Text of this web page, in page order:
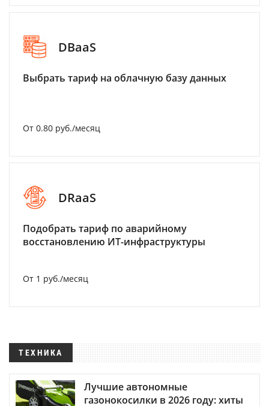
DBaaS
Выбрать тариф на облачную базу данных
От 0.80 руб./месяц
DRaaS
Подобрать тариф по аварийному
восстановлению ИТ-инфраструктуры
От 1 руб./месяц
ТЕХНИКА
Лучшие автономные
газонокосилки в 2026 году: хиты